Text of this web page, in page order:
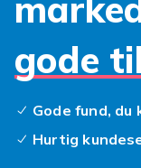
børnegitter til
ekstra del af
samme farve.
forskellige
for at gøre
gode
Gode fund, du
Hurtig